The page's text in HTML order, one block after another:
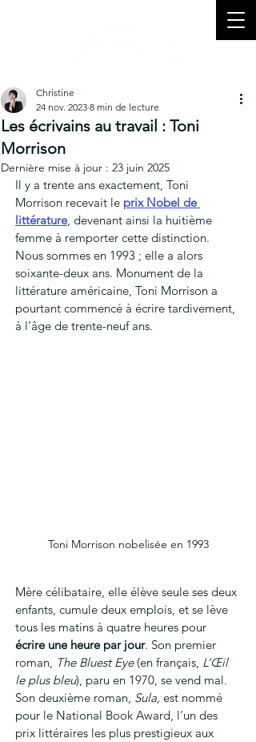
Les écrivains au travail : Toni
Morrison
Christine
24 nov. 2023 8 min de lecture
Dernière mise à jour : 23 juin 2025
Il y a trente ans exactement, Toni
Morrison recevait le prix Nobel de
littérature, devenant ainsi la huitième
femme à remporter cette distinction.
Nous sommes en 1993 ; elle a alors
soixante-deux ans. Monument de la
littérature américaine, Toni Morrison a
pourtant commencé à écrire tardivement,
à l’âge de trente-neuf ans.
Toni Morrison nobelisée en 1993
Mère célibataire, elle élève seule ses deux
enfants, cumule deux emplois, et se lève
tous les matins à quatre heures pour
écrire une heure par jour. Son premier
roman, The Bluest Eye (en français, L’Œil
le plus bleu), paru en 1970, se vend mal.
Son deuxième roman, Sula, est nommé
pour le National Book Award, l’un des
prix littéraires les plus prestigieux aux